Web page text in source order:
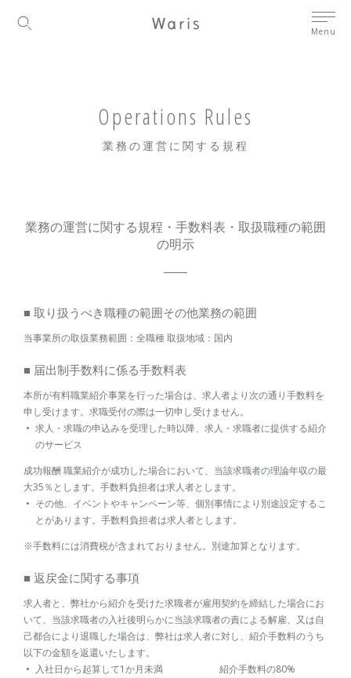
Menu
Operations Rules
業務の運営に関する規程
業務の運営に関する規程・手数料表・取扱職種の範囲
の明示
■ 取り扱うべき職種の範囲その他業務の範囲
当事業所の取扱業務範囲：全職種 取扱地域：国内
■ 届出制手数料に係る手数料表
本所が有料職業紹介事業を行った場合は、求人者より次の通り手数料を
申し受けます。求職受付の際は一切申し受けません。
求人・求職の申込みを受理した時以降、求人・求職者に提供する紹介
のサービス
成功報酬 職業紹介が成功した場合において、当該求職者の理論年収の最
大35％とします。手数料負担者は求人者とします。
その他、イベントやキャンペーン等、個別事情により別途設定するこ
とがあります。手数料負担者は求人者とします。
※手数料には消費税が含まれておりません。別途加算となります。
■ 返戻金に関する事項
求人者と、弊社から紹介を受けた求職者が雇用契約を締結した場合にお
いて、当該求職者の入社後明らかに当該求職者の責による解雇、又は自
己都合により退職した場合は、弊社は求人者に対し、紹介手数料のうち
以下の金額を返還いたします。
入社日から起算して1か月未満 紹介手数料の80%